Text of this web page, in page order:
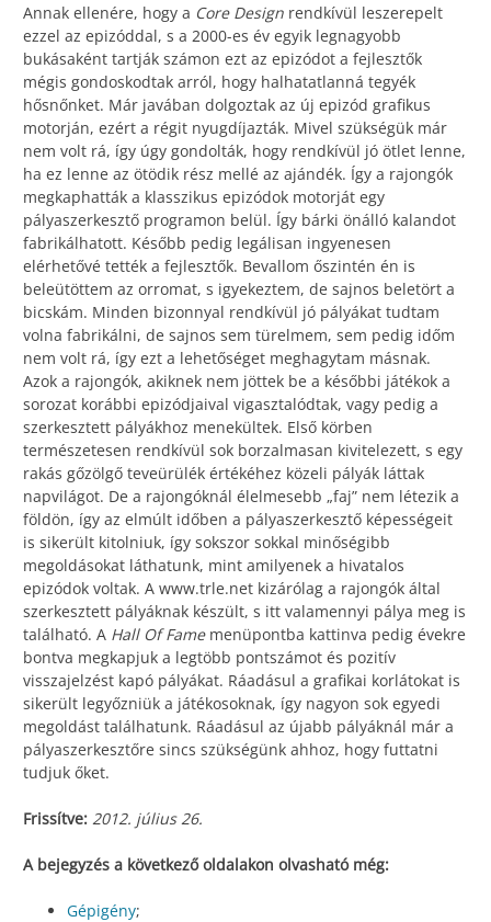
Annak ellenére, hogy a Core Design rendkívül leszerepelt
ezzel az epizóddal, s a 2000-es év egyik legnagyobb
bukásaként tartják számon ezt az epizódot a fejlesztők
mégis gondoskodtak arról, hogy halhatatlanná tegyék
hősnőnket. Már javában dolgoztak az új epizód grafikus
motorján, ezért a régit nyugdíjazták. Mivel szükségük már
nem volt rá, így úgy gondolták, hogy rendkívül jó ötlet lenne,
ha ez lenne az ötödik rész mellé az ajándék. Így a rajongók
megkaphatták a klasszikus epizódok motorját egy
pályaszerkesztő programon belül. Így bárki önálló kalandot
fabrikálhatott. Később pedig legálisan ingyenesen
elérhetővé tették a fejlesztők. Bevallom őszintén én is
beleütöttem az orromat, s igyekeztem, de sajnos beletört a
bicskám. Minden bizonnyal rendkívül jó pályákat tudtam
volna fabrikálni, de sajnos sem türelmem, sem pedig időm
nem volt rá, így ezt a lehetőséget meghagytam másnak.
Azok a rajongók, akiknek nem jöttek be a későbbi játékok a
sorozat korábbi epizódjaival vigasztalódtak, vagy pedig a
szerkesztett pályákhoz menekültek. Első körben
természetesen rendkívül sok borzalmasan kivitelezett, s egy
rakás gőzölgő teveürülék értékéhez közeli pályák láttak
napvilágot. De a rajongóknál élelmesebb „faj” nem létezik a
földön, így az elmúlt időben a pályaszerkesztő képességeit
is sikerült kitolniuk, így sokszor sokkal minőségibb
megoldásokat láthatunk, mint amilyenek a hivatalos
epizódok voltak. A www.trle.net kizárólag a rajongók által
szerkesztett pályáknak készült, s itt valamennyi pálya meg is
található. A Hall Of Famemenüpontba kattinva pedig évekre
bontva megkapjuk a legtöbb pontszámot és pozitív
visszajelzést kapó pályákat. Ráadásul a grafikai korlátokat is
sikerült legyőzniük a játékosoknak, így nagyon sok egyedi
megoldást találhatunk. Ráadásul az újabb pályáknál már a
pályaszerkesztőre sincs szükségünk ahhoz, hogy futtatni
tudjuk őket.
Frissítve: 2012. július 26.
A bejegyzés a következő oldalakon olvasható még:
Gépigény;